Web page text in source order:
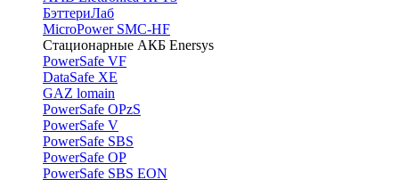
БэттериЛаб
MicroPower SMC-HF
Стационарные АКБ Enersys
PowerSafe VF
DataSafe XE
GAZ lomain
PowerSafe OPzS
PowerSafe V
PоwerSafe SBS
PowerSafe OP
PоwerSafe SBS EON